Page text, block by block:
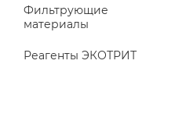
Фильтрующие
материалы
Реагенты ЭКОТРИТ